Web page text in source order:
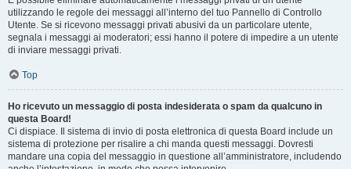
utilizzando le regole dei messaggi all’interno del tuo Pannello di Controllo
Utente. Se si ricevono messaggi privati ​​abusivi da un particolare utente,
segnala i messaggi ai moderatori; essi hanno il potere di impedire a un utente
di inviare messaggi privati​​.
Top
Ho ricevuto un messaggio di posta indesiderata o spam da qualcuno in
questa Board!
Ci dispiace. Il sistema di invio di posta elettronica di questa Board include un
sistema di protezione per risalire a chi manda questi messaggi. Dovresti
mandare una copia del messaggio in questione all’amministratore, includendo